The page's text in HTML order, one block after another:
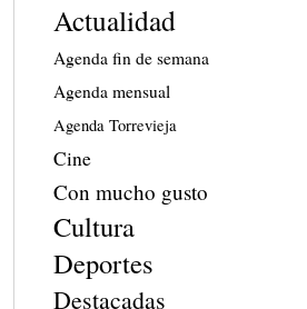
Actualidad
Agenda fin de semana
Agenda mensual
Agenda Torrevieja
Cine
Con mucho gusto
Cultura
Deportes
Destacadas